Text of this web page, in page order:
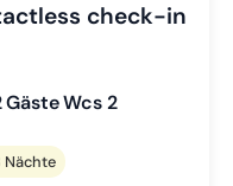
check-in
Wcs 2
Nächte